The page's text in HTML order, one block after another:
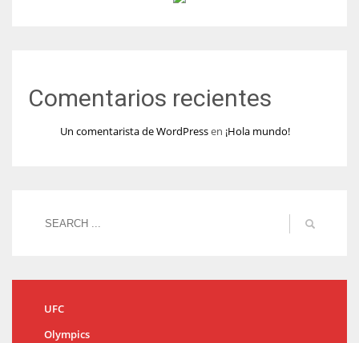
Comentarios recientes
Un comentarista de WordPressen ¡Hola mundo!
UFC
Olympics